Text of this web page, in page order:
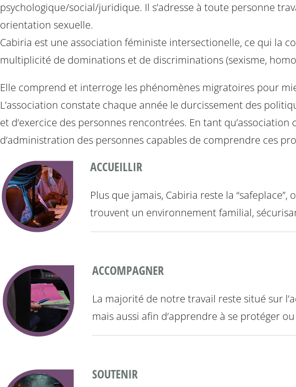
psychologique/social/juridique. Il s’adresse à toute personne
orientation sexuelle.
Cabiria est une association féministe intersectionelle, ce qui la
multiplicité de dominations et de discriminations (sexisme,
Elle comprend et interroge les phénomènes migratoires pour
L’association constate chaque année le durcissement des
et d’exercice des personnes rencontrées. En tant
d’administration des personnes capables de comprendre ces
ACCUEILLIR
Plus que jamais, Cabiria reste la
trouvent un environnement familial,
ACCOMPAGNER
La majorité de notre travail reste situé sur
mais aussi afin d’apprendre à se protéger
SOUTENIR